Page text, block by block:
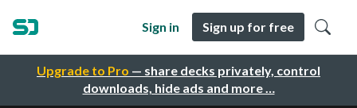
Upgrade to Pro — share decks privately, control
downloads, hide ads and more …
Sign in Sign up for free